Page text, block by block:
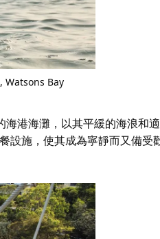
, Watsons Bay
海港海灘，以其平緩的海浪和
設施，使其成為寧靜而又備受